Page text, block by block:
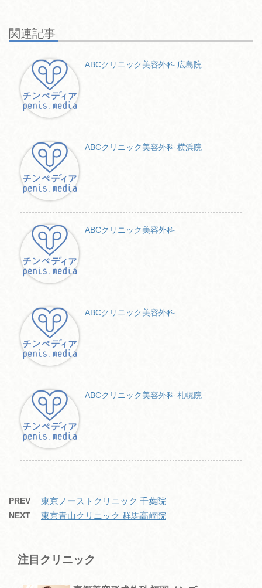
b
o
k
関連記事
ABCクリニック美容外科 広島院
ABCクリニック美容外科 横浜院
ABCクリニック美容外科
ABCクリニック美容外科
ABCクリニック美容外科 札幌院
PREV 東京ノーストクリニック 千葉院
NEXT 東京青山クリニック 群馬高崎院
注目クリニック